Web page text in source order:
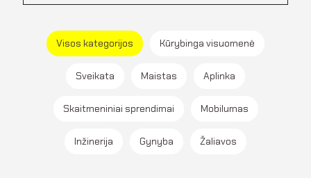
Visos kategorijos Kūrybinga visuomenė
Sveikata Maistas Aplinka
Skaitmeniniai sprendimai Mobilumas
Inžinerija Gynyba Žaliavos